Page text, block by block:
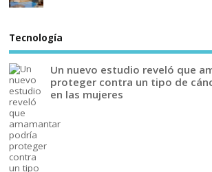
Tecnología
Un nuevo estudio reveló que
proteger contra un tipo de
en las mujeres